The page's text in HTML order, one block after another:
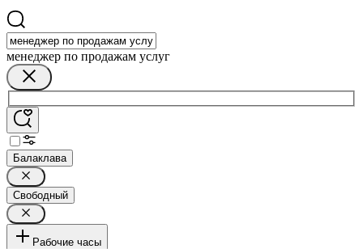
менеджер по продажам услуг
Балаклава
Свободный
Рабочие часы